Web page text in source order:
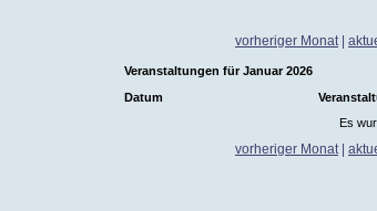
vorheriger Monat|
Veranstaltungen für Januar 2026
Datum
Es
vorheriger Monat|